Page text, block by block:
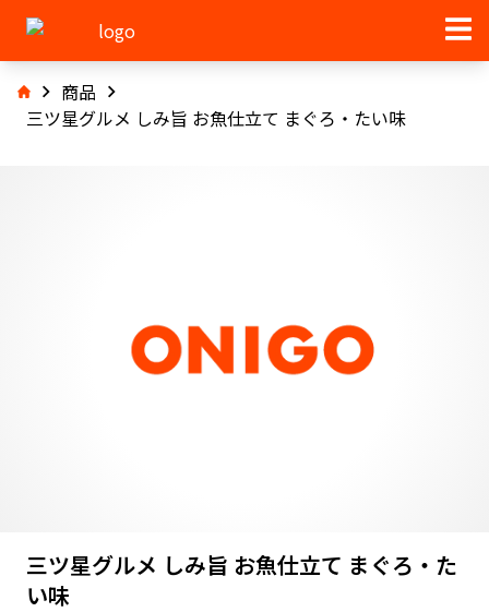
商品
三ツ星グルメ しみ旨 お魚仕立て まぐろ・たい味
三ツ星グルメ しみ旨 お魚仕立て まぐろ・た
い味